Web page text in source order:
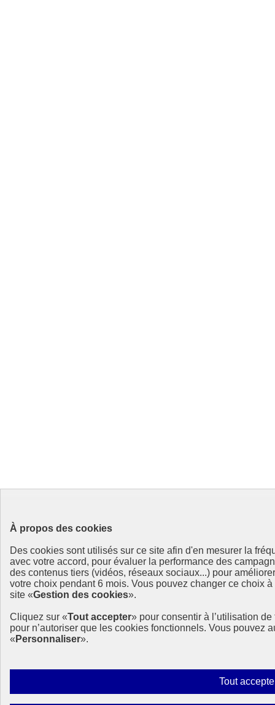
À propos des cookies
Des cookies sont utilisés sur ce site afin d'en mesurer la
avec votre accord, pour évaluer la performance des
des contenus tiers (vidéos, réseaux sociaux...) pour
votre choix pendant 6 mois. Vous pouvez changer ce choix
site «Gestion des cookies».
Cliquez sur «Tout accepter» pour consentir à l’utilisation
pour n’autoriser que les cookies fonctionnels. Vous pouvez
« Personnaliser».
Tout